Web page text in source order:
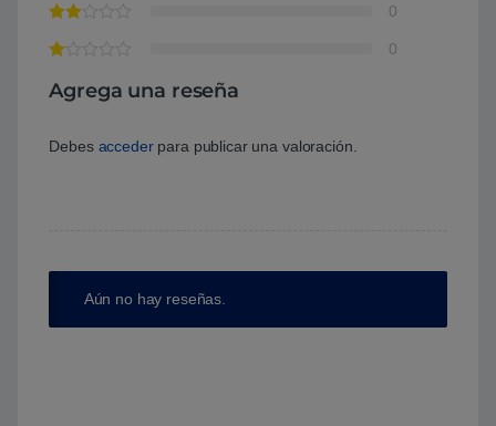
0
0
Agrega una reseña
Debes accederpara publicar una valoración.
Aún no hay reseñas.